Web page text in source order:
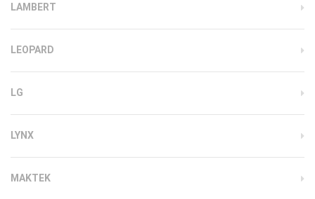
LAMBERT
LEOPARD
LG
LYNX
MAKTEK